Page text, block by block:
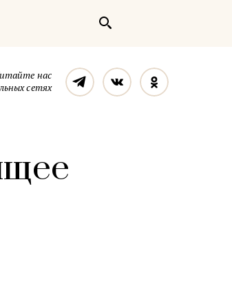
нас
сетях
ТелеграмВконтакте